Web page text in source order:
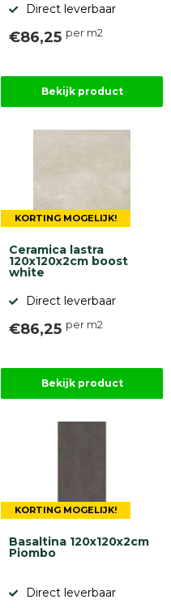
Direct leverbaar
€86,25 per m2
Bekijk product
KORTING MOGELIJK!
Ceramica lastra
120x120x2cm boost
white
Direct leverbaar
€86,25 per m2
Bekijk product
KORTING MOGELIJK!
Basaltina 120x120x2cm
Piombo
Direct leverbaar